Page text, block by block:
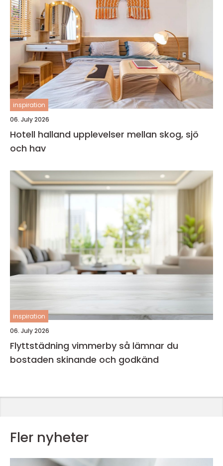
inspiration
06. July 2026
Hotell halland upplevelser mellan skog, sjö
och hav
inspiration
06. July 2026
Flyttstädning vimmerby så lämnar du
bostaden skinande och godkänd
Fler nyheter